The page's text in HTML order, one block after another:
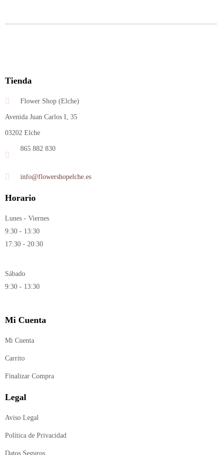
Tienda
Flower Shop (Elche)
Avenida Juan Carlos I, 35
03202 Elche
865 882 830
info@flowershopelche.es
Horario
Lunes - Viernes
9:30 - 13:30
17:30 - 20:30
Sábado
9:30 - 13:30
Mi Cuenta
Mi Cuenta
Carrito
Finalizar Compra
Legal
Aviso Legal
Política de Privacidad
Datos Seguros